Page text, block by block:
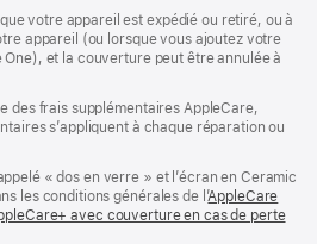
votre appareil est expédié ou retiré, ou à
appareil (ou lorsque vous ajoutez votre
One), et la couverture peut être annulée à
des frais supplémentaires AppleCare,
s’appliquent à chaque réparation ou
« dos en verre » et l’écran en Ceramic
les conditions générales de l’AppleCare
avec couverture en cas de perte